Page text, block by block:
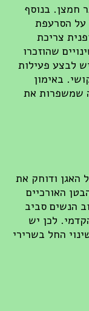
חמצן. בנוסף
הסרעפת
צריכת
שהוזכרו
לבצע פעילות
באימון
שמשפרות את
12 יוצא מחלל האגן ודוחק את
האורכיים
הנשים סביב
הקדמי. לכן יש
החל בשרירי